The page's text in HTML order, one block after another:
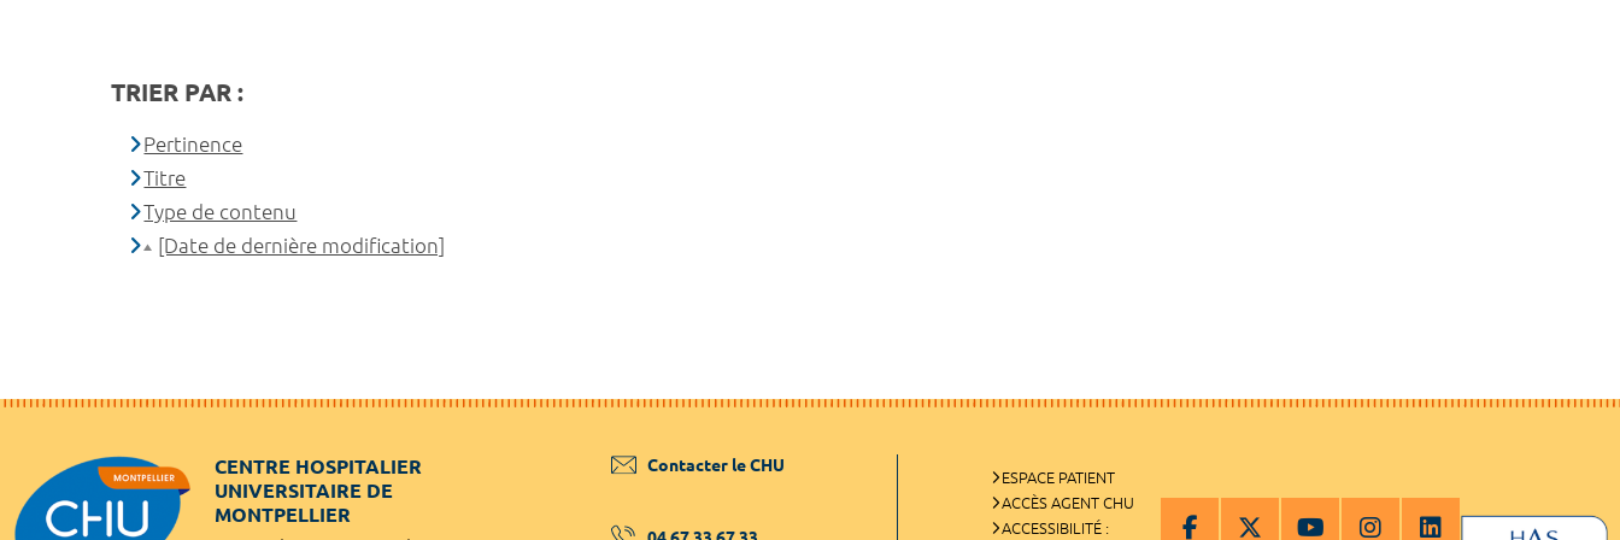
TRIER PAR :
Pertinence
Titre
Type de contenu
[Date de dernière modification]
CENTRE HOSPITALIER
UNIVERSITAIRE DE
MONTPELLIER
Contacter le CHU
ESPACE PATIENT
ACCÈS AGENT CHU
ACCESSIBILITÉ :